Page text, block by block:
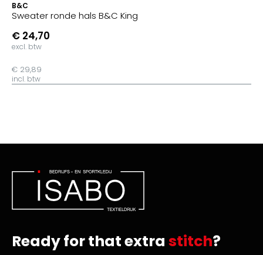
B&C
Sweater ronde hals B&C King
€ 24,70
excl. btw
€ 29,89
incl. btw
Ready for that extra stitch?